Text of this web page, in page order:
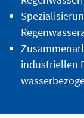
industriellen